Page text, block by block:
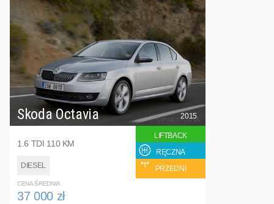
Skoda Octavia
1.6 TDI 110 KM
DIESEL
2015
LIFTBACK
RĘCZNA
PRZEDNI
CENA ŚREDNIA
37 000 zł